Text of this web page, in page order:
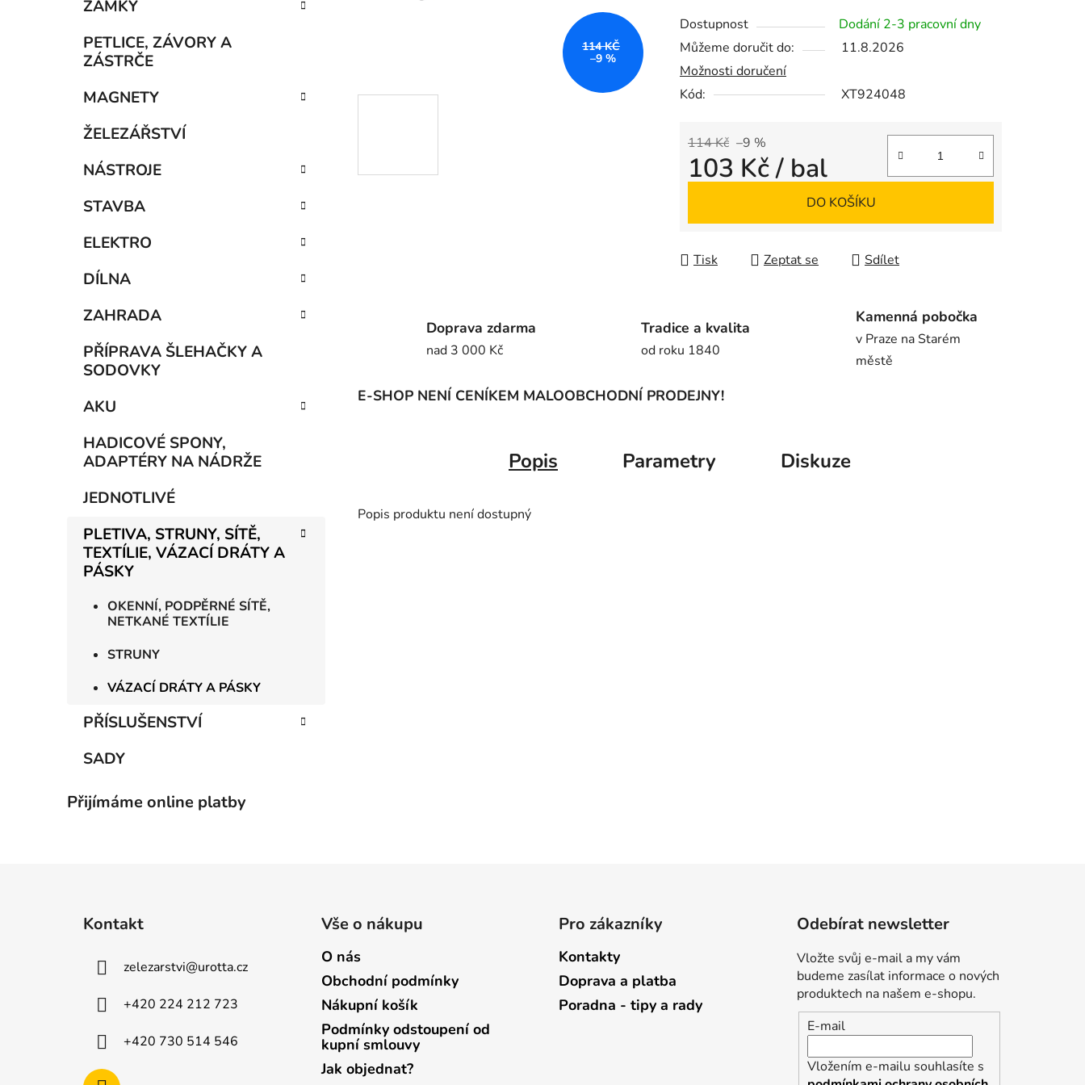
ZÁMKY
PETLICE, ZÁVORY A
ZÁSTRČE
MAGNETY
ŽELEZÁŘSTVÍ
NÁSTROJE
STAVBA
ELEKTRO
DÍLNA
ZAHRADA
PŘÍPRAVA ŠLEHAČKY A
SODOVKY
AKU
HADICOVÉ SPONY,
ADAPTÉRY NA NÁDRŽE
JEDNOTLIVÉ
PLETIVA, STRUNY, SÍTĚ,
TEXTÍLIE, VÁZACÍ DRÁTY A
PÁSKY
OKENNÍ, PODPĚRNÉ SÍTĚ,
NETKANÉ TEXTÍLIE
STRUNY
VÁZACÍ DRÁTY A PÁSKY
PŘÍSLUŠENSTVÍ
SADY
Přijímáme online platby
je
0,0
z
5
Dostupnost
Dodání 2-3 pracovní dny
Můžeme doručit do:
11.8.2026
Možnosti doručení
Kód:
XT924048
114 Kč –9 %
103 Kč/ bal
DO KOŠÍKU
Tisk Zeptat se Sdílet
114 KČ
–9 %
Doprava zdarma
nad 3 000 Kč
Tradice a kvalita
od roku 1840
Kamenná pobočka
v Praze na Starém
městě
E-SHOP NENÍ CENÍKEM MALOOBCHODNÍ PRODEJNY!
Popis Parametry Diskuze
Popis produktu není dostupný
Kontakt
zelezarstvi@urotta.cz
+420 224 212 723
+420 730 514 546
Vše o nákupu
O nás
Obchodní podmínky
Nákupní košík
Podmínky odstoupení od
kupní smlouvy
Jak objednat?
Pro zákazníky
Kontakty
Doprava a platba
Poradna - tipy a rady
Odebírat newsletter
Vložte svůj e-mail a my vám
budeme zasílat informace o nových
produktech na našem e-shopu.
E-mail
Vložením e-mailu souhlasíte s